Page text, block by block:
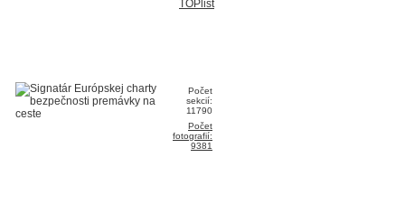
Počet
sekcií:
11790
Počet
fotografií:
9381